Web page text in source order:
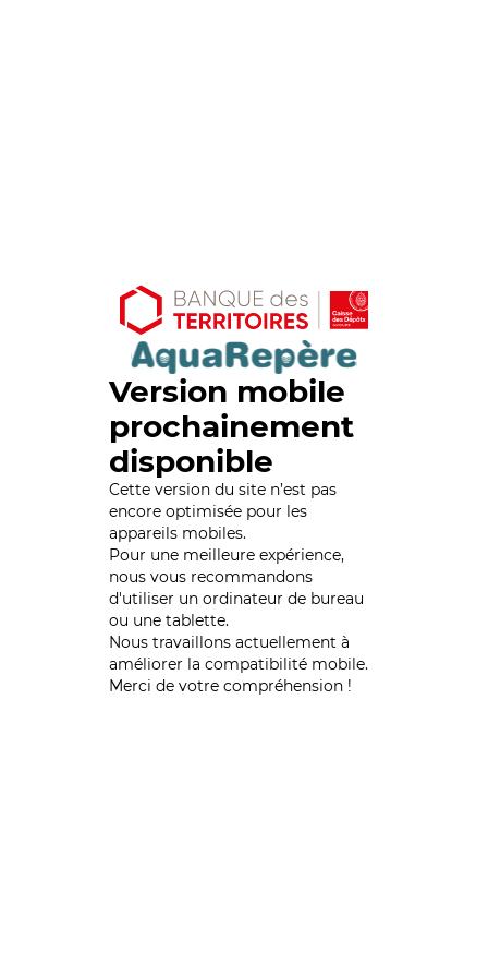
Version mobile
prochainement
disponible
Cette version du site n’est pas
encore optimisée pour les
appareils mobiles.
Pour une meilleure expérience,
nous vous recommandons
d'utiliser un ordinateur de bureau
ou une tablette.
Nous travaillons actuellement à
améliorer la compatibilité mobile.
Merci de votre compréhension !